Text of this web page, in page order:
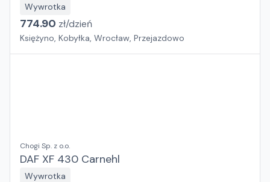
Wywrotka
774.90 zł/dzień
Księżyno, Kobyłka, Wrocław, Przejazdowo
Chogi Sp. z o.o.
DAF XF 430 Carnehl
Wywrotka